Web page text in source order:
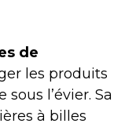
de
les produits
l’évier. Sa
à billes